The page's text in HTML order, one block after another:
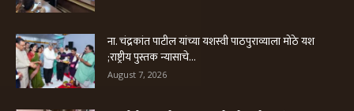
ना. चंद्रकांत पाटील यांच्या यशस्वी पाठपुराव्याला मोठे यश
;राष्ट्रीय पुस्तक न्यासाचे...
August 7, 2026